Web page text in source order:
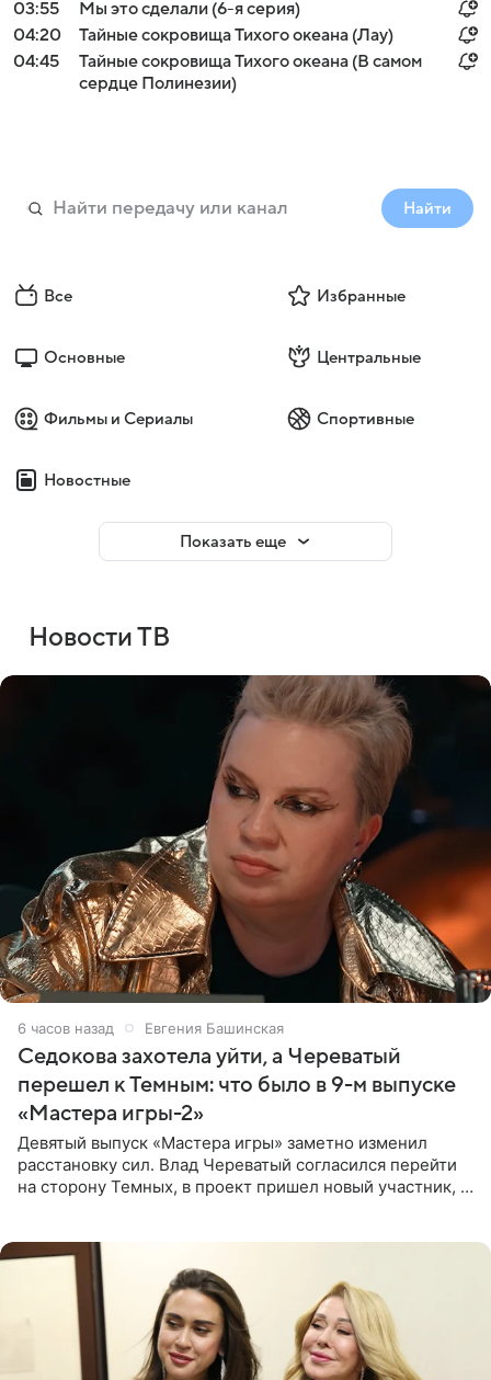
03:55
Мы это сделали (6-я серия)
04:20
Тайные сокровища Тихого океана (Лау)
04:45
Тайные сокровища Тихого океана (В самом
сердце Полинезии)
Найти
Все Избранные
Основные Центральные
Фильмы и Сериалы Спортивные
Новостные
Показать еще
Новости ТВ
6 часов назад Евгения Башинская
Седокова захотела уйти, а Череватый
перешел к Темным: что было в 9-м выпуске
«Мастера игры-2»
Девятый выпуск «Мастера игры» заметно изменил
расстановку сил. Влад Череватый согласился перейти
на сторону Темных, в проект пришел новый участник, а